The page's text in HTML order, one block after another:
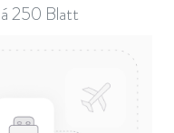
250 Blatt